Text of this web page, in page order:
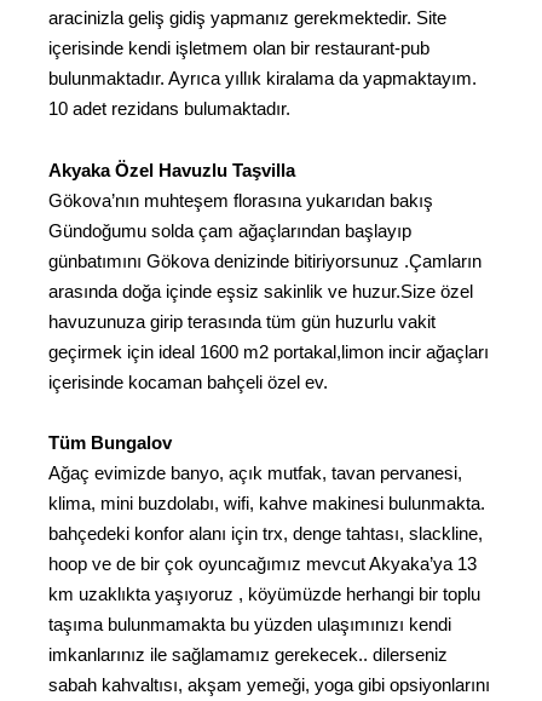
aracinizla geliş gidiş yapmanız gerekmektedir. Site
içerisinde kendi işletmem olan bir restaurant-pub
bulunmaktadır. Ayrıca yıllık kiralama da yapmaktayım.
10 adet rezidans bulumaktadır.
Akyaka Özel Havuzlu Taşvilla
Gökova’nın muhteşem florasına yukarıdan bakış
Gündoğumu solda çam ağaçlarından başlayıp
günbatımını Gökova denizinde bitiriyorsunuz .Çamların
arasında doğa içinde eşsiz sakinlik ve huzur.Size özel
havuzunuza girip terasında tüm gün huzurlu vakit
geçirmek için ideal 1600 m2 portakal,limon incir ağaçları
içerisinde kocaman bahçeli özel ev.
Tüm Bungalov
Ağaç evimizde banyo, açık mutfak, tavan pervanesi,
klima, mini buzdolabı, wifi, kahve makinesi bulunmakta.
bahçedeki konfor alanı için trx, denge tahtası, slackline,
hoop ve de bir çok oyuncağımız mevcut Akyaka’ya 13
km uzaklıkta yaşıyoruz , köyümüzde herhangi bir toplu
taşıma bulunmamakta bu yüzden ulaşımınızı kendi
imkanlarınız ile sağlamamız gerekecek.. dilerseniz
sabah kahvaltısı, akşam yemeği, yoga gibi opsiyonlarını